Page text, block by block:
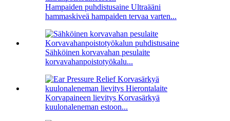
Hampaiden puhdistusaine Ultraääni
hammaskiveä hampaiden tervaa varten...
Sähköinen korvavahan pesulaite
korvavahanpoistotyökalu...
Korvapaineen lievitys Korvasärkyä
kuulonaleneman estoon...